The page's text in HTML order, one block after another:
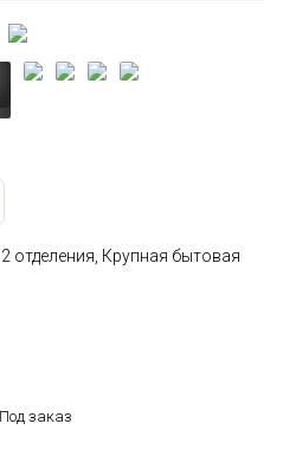
отделения, Крупная бытовая
Под заказ